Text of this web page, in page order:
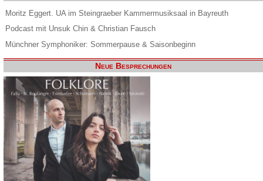
Moritz Eggert. UA im Steingraeber Kammermusiksaal in Bayreuth
Podcast mit Unsuk Chin & Christian Fausch
Münchner Symphoniker: Sommerpause & Saisonbeginn
Neue Besprechungen